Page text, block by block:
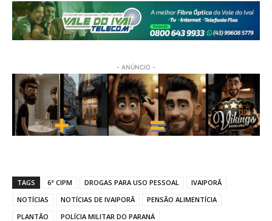
- ANÚNCIO -
TAGS 6ª CIPM DROGAS PARA USO PESSOAL
IVAIPORÃ
NOTÍCIAS
NOTÍCIAS DE IVAIPORÃ
PENSÃO ALIMENTÍCIA
PLANTÃO
POLÍCIA MILITAR DO PARANÁ